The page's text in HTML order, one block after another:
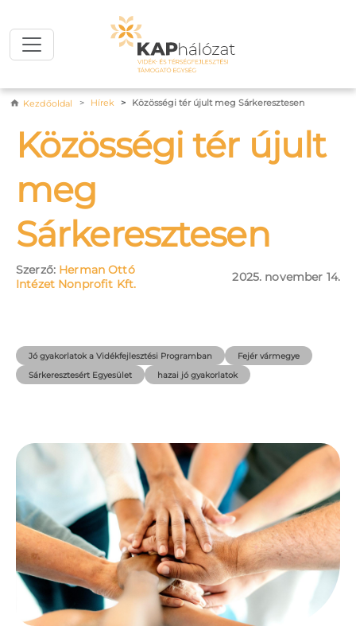
Morzsa
Kezdőoldal Hírek Közösségi tér újult meg Sárkeresztesen
Közösségi tér újult
meg
Sárkeresztesen
Szerző: Herman Ottó
Intézet Nonprofit Kft.
2025. november 14.
Jó gyakorlatok a Vidékfejlesztési Programban
Fejér vármegye
Sárkeresztesért Egyesület
hazai jó gyakorlatok